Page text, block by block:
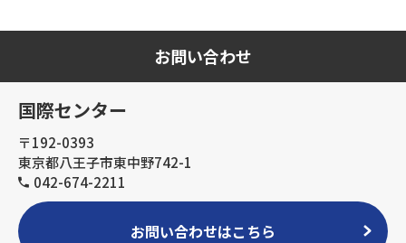
お問い合わせ
国際センター
〒192-0393
東京都八王子市東中野742-1
042-674-2211
お問い合わせはこちら